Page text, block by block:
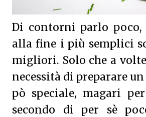
Di contorni parlo poco,
alla fine i più semplici
migliori. Solo che a
necessità di preparare
pò speciale, magari
secondo di per sè